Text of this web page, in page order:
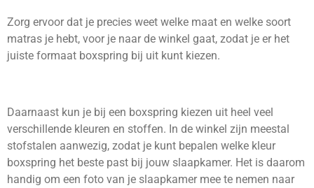
Zorg ervoor dat je precies weet welke maat en welke soort
matras je hebt, voor je naar de winkel gaat, zodat je er het
juiste formaat boxspring bij uit kunt kiezen.
Daarnaast kun je bij een boxspring kiezen uit heel veel
verschillende kleuren en stoffen. In de winkel zijn meestal
stofstalen aanwezig, zodat je kunt bepalen welke kleur
boxspring het beste past bij jouw slaapkamer. Het is daarom
handig om een foto van je slaapkamer mee te nemen naar